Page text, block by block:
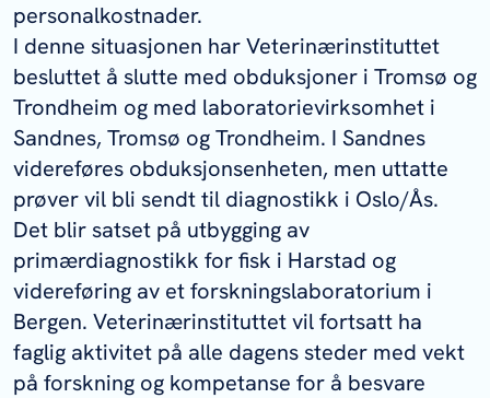
personalkostnader.
I denne situasjonen har Veterinærinstituttet
besluttet å slutte med obduksjoner i Tromsø og
Trondheim og med laboratorievirksomhet i
Sandnes, Tromsø og Trondheim. I Sandnes
videreføres obduksjonsenheten, men uttatte
prøver vil bli sendt til diagnostikk i Oslo/Ås.
Det blir satset på utbygging av
primærdiagnostikk for fisk i Harstad og
videreføring av et forskningslaboratorium i
Bergen. Veterinærinstituttet vil fortsatt ha
faglig aktivitet på alle dagens steder med vekt
på forskning og kompetanse for å besvare